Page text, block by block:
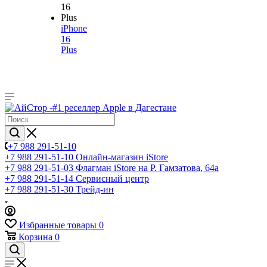
iPhone
16
Plus
+7 988 291-51-10
+7 988 291-51-10 Онлайн-магазин iStore
+7 988 291-51-03 Флагман iStore на Р. Гамзатова, 64а
+7 988 291-51-14 Сервисный центр
+7 988 291-51-30 Трейд-ин
Избранные товары 0
Корзина 0